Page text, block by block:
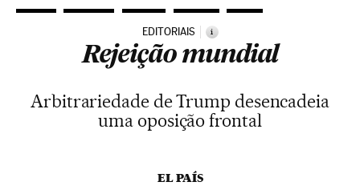
EDITORIAIS i
Rejeição mundial
Arbitrariedade de Trump desencadeia
uma oposição frontal
EL PAÍS